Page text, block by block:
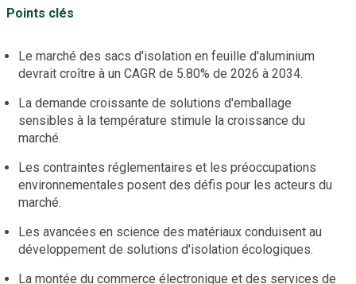
Points clés
Le marché des sacs d'isolation en feuille d'aluminium
devrait croître à un CAGR de 5.80% de 2026 à 2034.
La demande croissante de solutions d'emballage
sensibles à la température stimule la croissance du
marché.
Les contraintes réglementaires et les préoccupations
environnementales posent des défis pour les acteurs du
marché.
Les avancées en science des matériaux conduisent au
développement de solutions d'isolation écologiques.
La montée du commerce électronique et des services de